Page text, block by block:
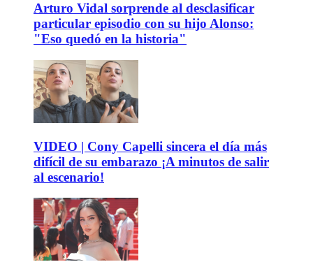
Arturo Vidal sorprende al desclasificar
particular episodio con su hijo Alonso:
"Eso quedó en la historia"
VIDEO | Cony Capelli sincera el día más
difícil de su embarazo ¡A minutos de salir
al escenario!